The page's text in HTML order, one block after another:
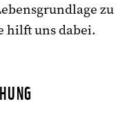
zu
hilft uns dabei.